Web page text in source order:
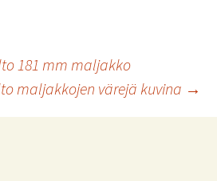
181 mm maljakko
maljakkojen värejä kuvina →